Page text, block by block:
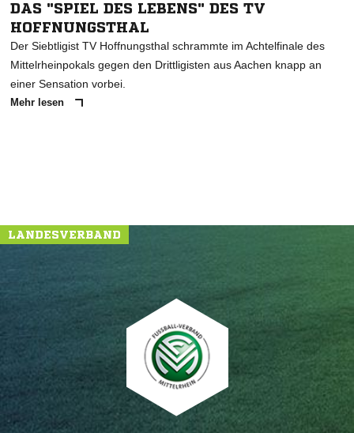
DAS "SPIEL DES LEBENS" DES TV
HOFFNUNGSTHAL
Der Siebtligist TV Hoffnungsthal schrammte im Achtelfinale des
Mittelrheinpokals gegen den Drittligisten aus Aachen knapp an
einer Sensation vorbei.
Mehr lesen
LANDESVERBAND